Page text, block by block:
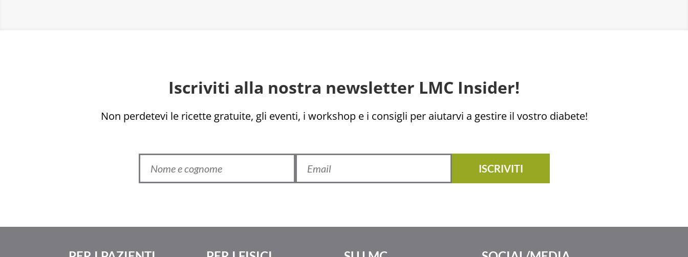
Iscriviti alla nostra newsletter LMC Insider!
Non perdetevi le ricette gratuite, gli eventi, i workshop e i consigli per aiutarvi a gestire il vostro diabete!
ISCRIVITI